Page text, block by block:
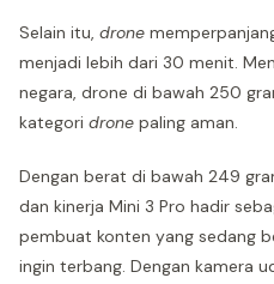
Selain itu, drone
menjadi lebih dari 30 menit.
negara, drone di bawah 250
kategori drone paling aman.
Dengan berat di bawah 249
dan kinerja Mini 3 Pro hadir
pembuat konten yang sedang
ingin terbang. Dengan kamera